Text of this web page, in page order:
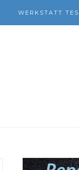
WERKSTATT